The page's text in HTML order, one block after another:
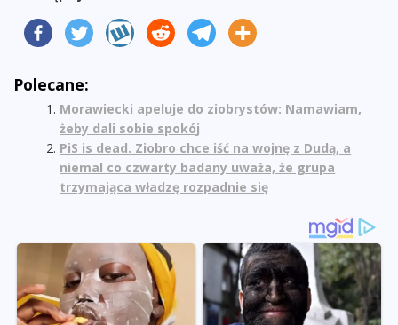
Polecane:
Morawiecki apeluje do ziobrystów: Namawiam,
żeby dali sobie spokój
PiS is dead. Ziobro chce iść na wojnę z Dudą, a
niemal co czwarty badany uważa, że grupa
trzymająca władzę rozpadnie się